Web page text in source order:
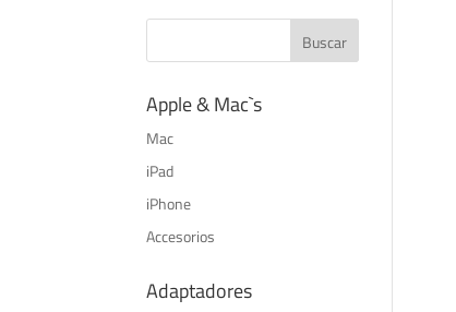
Apple & Mac`s
Mac
iPad
iPhone
Accesorios
Adaptadores